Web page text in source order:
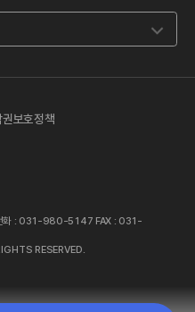
권보호정책
전화 : 031-980-5147 FAX : 031-
RESERVED.